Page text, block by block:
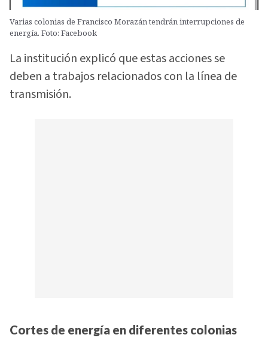
Varias colonias de Francisco Morazán tendrán interrupciones de
energía. Foto: Facebook
La institución explicó que estas acciones se
deben a trabajos relacionados con la línea de
transmisión.
Cortes de energía en diferentes colonias